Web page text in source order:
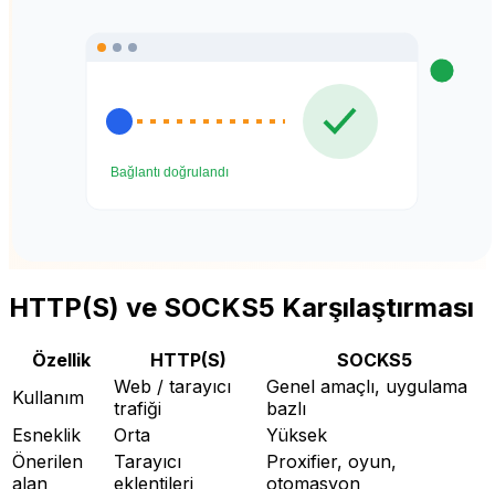
HTTP(S) ve SOCKS5 Karşılaştırması
Özellik HTTP(S)
SOCKS5
Kullanım
Web / tarayıcı
trafiği
Genel amaçlı, uygulama
bazlı
Esneklik
Orta
Yüksek
Önerilen
alan
Tarayıcı
eklentileri
Proxifier, oyun,
otomasyon